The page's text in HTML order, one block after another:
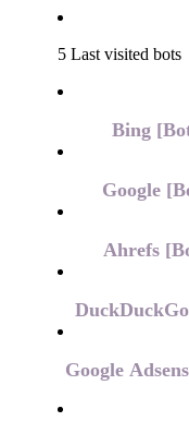
5 Last visited bots
Bing
Google
Ahrefs
Google